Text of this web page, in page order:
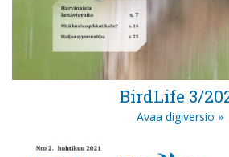
BirdLife 3/
Avaa digiversio »